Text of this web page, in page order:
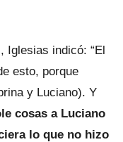
Iglesias indicó: “El
esto, porque
y Luciano). Y
cosas a Luciano
lo que no hizo